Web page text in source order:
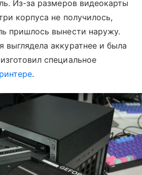
Из-за размеров видеокарты
корпуса не получилось,
пришлось вынести наружу.
выглядела аккуратнее и была
специальное
.